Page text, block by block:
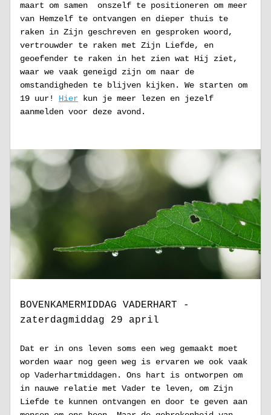
maart om samen  onszelf te positioneren om meer
van Hemzelf te ontvangen en dieper thuis te
raken in Zijn geschreven en gesproken woord,
vertrouwder te raken met Zijn Liefde, en
geoefender te raken in het zien wat Hij ziet,
waar we vaak geneigd zijn om naar de
omstandigheden te blijven kijken. We starten om
19 uur! Hier kun je meer lezen en jezelf
aanmelden voor deze avond.
BOVENKAMERMIDDAG VADERHART -
zaterdagmiddag 29 april
Dat er in ons leven soms een weg gemaakt moet
worden waar nog geen weg is ervaren we ook vaak
op Vaderhartmiddagen. Ons hart is ontworpen om
in nauwe relatie met Vader te leven, om Zijn
Liefde te kunnen ontvangen en door te geven aan